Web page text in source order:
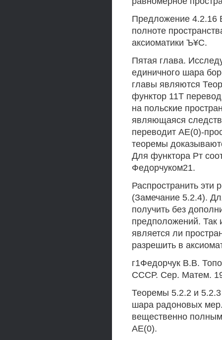
Предложение 4.2.16
полноте
аксиоматики Ъ¥С.
Пятая глава.
единичного шара
главы являются
функтор 11Т
на польские
являющаяся
переводит АЕ(0)-
теоремы
Для функтора Рт
Федорчуком21.
Распространить эти
(Замечание 5.2.4).
получить без
предположений. Так
является ли
разрешить в
г1Федорчук В.В.
СССР. Сер. Матем.
Теоремы 5.2.2 и 5.2.3
шара радоновых
вещественно
АЕ(0).